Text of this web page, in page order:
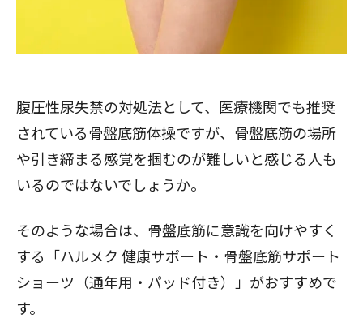
腹圧性尿失禁の対処法として、医療機関でも推奨
されている骨盤底筋体操ですが、骨盤底筋の場所
や引き締まる感覚を掴むのが難しいと感じる人も
いるのではないでしょうか。
そのような場合は、骨盤底筋に意識を向けやすく
する「ハルメク 健康サポート・骨盤底筋サポート
ショーツ（通年用・パッド付き）」がおすすめで
す。